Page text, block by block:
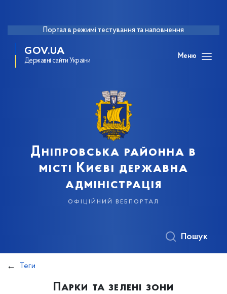
Портал в режимі тестування та наповнення
GOV.UA
Державні сайти України
Меню
Дніпровська районна в
місті Києві державна
адміністрація
офіційний вебпортал
Пошук
Теги
Парки та зелені зони